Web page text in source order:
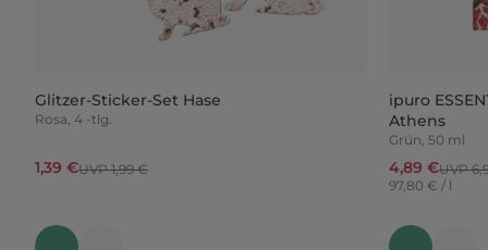
Glitzer-Sticker-Set Hase
Rosa, 4 -tlg.
1,39 €UVP 1,99 €
ipuro
Athens
Grün, 50 ml
4,89 €UVP
97,80 € / l